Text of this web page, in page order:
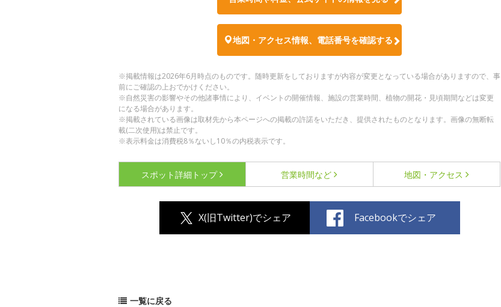
地図・アクセス情報、電話番号を確認する
※掲載情報は2026年6月時点のものです。随時更新をしておりますが内容が変更となっている場合がありますので、事
前にご確認の上おでかけください。
※自然災害の影響やその他諸事情により、イベントの開催情報、施設の営業時間、植物の開花・見頃期間などは変更
になる場合があります。
※掲載されている画像は取材先から本ページへの掲載の許諾をいただき、提供されたものとなります。画像の無断転
載(二次使用)は禁止です。
※表示料金は消費税8％ないし10％の内税表示です。
スポット詳細 トップ 営業時間など 地図・アクセス
X(旧Twitter)でシェア Facebookでシェア
一覧に戻る